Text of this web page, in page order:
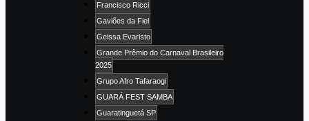
Francisco Ricci
Gaviões da Fiel
Geissa Evaristo
Grande Prêmio do Carnaval Brasileiro
2025
Grupo Afro Tafaraogi
GUARÁ FEST SAMBA
Guaratinguetá SP